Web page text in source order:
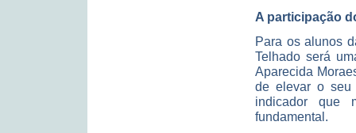
A participação
Para os alunos
Telhado será
Aparecida
de elevar o seu
indicador que
fundamental.